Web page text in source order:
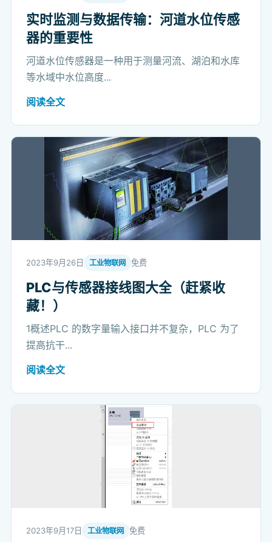
实时监测与数据传输：河道水位传感
器的重要性
河道水位传感器是一种用于测量河流、湖泊和水库
等水域中水位高度...
阅读全文
2023年9月26日 工业物联网 免费
PLC与传感器接线图大全（赶紧收
藏！）
1概述PLC 的数字量输入接口并不复杂，PLC 为了
提高抗干...
阅读全文
2023年9月17日 工业物联网 免费